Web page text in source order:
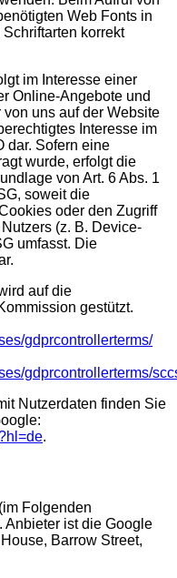
Web Fonts in
korrekt
im Interesse einer
Online-Angebote und
uns auf der Website
Interesse im
dar. Sofern eine
wurde, erfolgt die
von Art. 6 Abs. 1
soweit die
oder den Zugriff
(z. B. Device-
umfasst. Die
auf die
gestützt.
gdprcontrollerterms/
gdprcontrollerterms/
Nutzerdaten finden Sie
.
Folgenden
Anbieter ist die Google
Barrow Street,